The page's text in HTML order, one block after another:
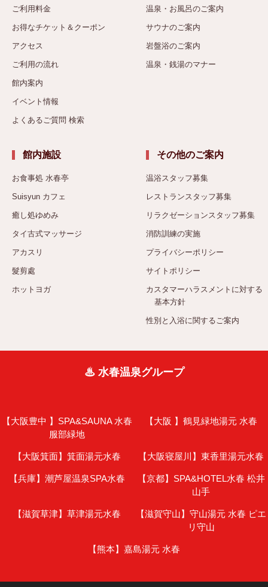
ご利用料金
お得なチケット＆クーポン
アクセス
ご利用の流れ
館内案内
イベント情報
よくあるご質問 検索
温泉・お風呂のご案内
サウナのご案内
岩盤浴のご案内
温泉・銭湯のマナー
館内施設
お食事処 水春亭
Suisyun カフェ
癒し処ゆめみ
タイ古式マッサージ
アカスリ
髮剪處
ホットヨガ
その他のご案内
温浴スタッフ募集
レストランスタッフ募集
リラクゼーションスタッフ募集
消防訓練の実施
プライバシーポリシー
サイトポリシー
カスタマーハラスメントに対する
基本方針
性別と入浴に関するご案内
♨ 水春温泉グループ
【大阪豊中 】 SPA&SAUNA 水春
服部緑地
【大阪 】 鶴見緑地湯元 水春
【大阪箕面】 箕面湯元水春 【大阪寝屋川】 東香里湯元水春
【兵庫】 潮芦屋温泉SPA水春 【京都】 SPA&HOTEL水春 松井
山手
【滋賀草津】 草津湯元水春 【滋賀守山】 守山湯元 水春 ピエ
リ守山
【熊本】 嘉島湯元 水春